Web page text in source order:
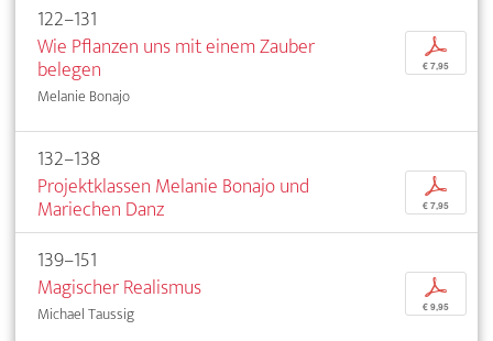
122–131
Wie Pflanzen uns mit einem Zauber
belegen
Melanie Bonajo
p
€ 7,95
132–138
Projektklassen Melanie Bonajo und
Mariechen Danz
p
€ 7,95
139–151
Magischer Realismus
Michael Taussig
p
€ 9,95